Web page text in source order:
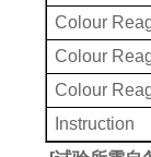
Colour
Colour
Colour
Instruction